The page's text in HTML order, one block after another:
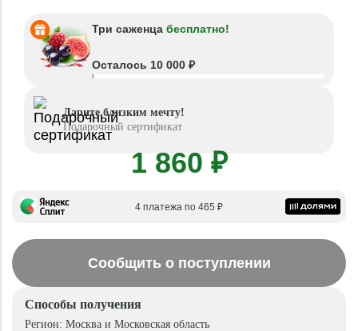
Три саженца бесплатно!
Осталось 10 000 ₽
Дарите близким мечту!
Подарочный сертификат
1 860 ₽
4 платежа по 465 ₽
Сообщить о поступлении
Способы получения
Регион: Москва и Московская область